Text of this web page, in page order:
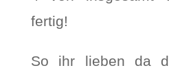
fertig!
So ihr lieben da